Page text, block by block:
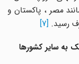
مصر ، پاکستان و
رسید.[7]
به سایر کشورها